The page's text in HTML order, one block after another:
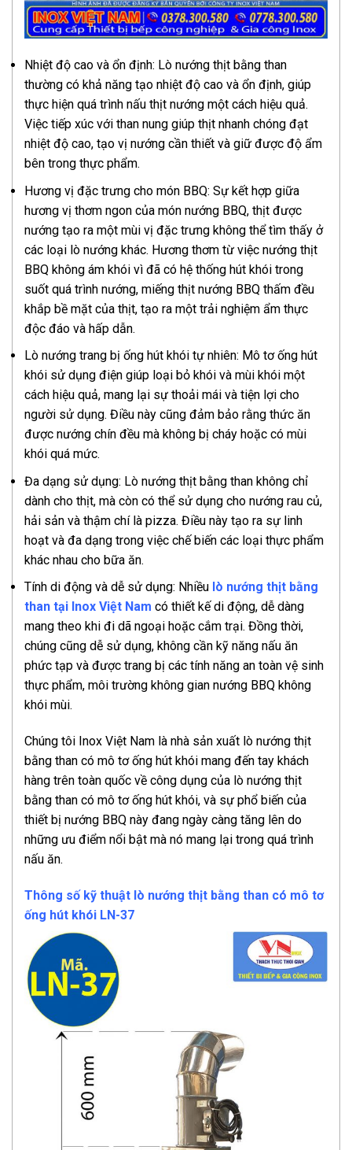
Nhiệt độ cao và ổn định: Lò nướng thịt bằng than
thường có khả năng tạo nhiệt độ cao và ổn định, giúp
thực hiện quá trình nấu thịt nướng một cách hiệu quả.
Việc tiếp xúc với than nung giúp thịt nhanh chóng đạt
nhiệt độ cao, tạo vị nướng cần thiết và giữ được độ ẩm
bên trong thực phẩm.
Hương vị đặc trưng cho món BBQ: Sự kết hợp giữa
hương vị thơm ngon của món nướng BBQ, thịt được
nướng tạo ra một mùi vị đặc trưng không thể tìm thấy ở
các loại lò nướng khác. Hương thơm từ việc nướng thịt
BBQ không ám khói vì đã có hệ thống hút khói trong
suốt quá trình nướng, miếng thịt nướng BBQ thấm đều
khắp bề mặt của thịt, tạo ra một trải nghiệm ẩm thực
độc đáo và hấp dẫn.
Lò nướng trang bị ống hút khói tự nhiên: Mô tơ ống hút
khói sử dụng điện giúp loại bỏ khói và mùi khói một
cách hiệu quả, mang lại sự thoải mái và tiện lợi cho
người sử dụng. Điều này cũng đảm bảo rằng thức ăn
được nướng chín đều mà không bị cháy hoặc có mùi
khói quá mức.
Đa dạng sử dụng: Lò nướng thịt bằng than không chỉ
dành cho thịt, mà còn có thể sử dụng cho nướng rau củ,
hải sản và thậm chí là pizza. Điều này tạo ra sự linh
hoạt và đa dạng trong việc chế biến các loại thực phẩm
khác nhau cho bữa ăn.
Tính di động và dễ sử dụng: Nhiều lò nướng thịt bằng
than tại Inox Việt Nam có thiết kế di động, dễ dàng
mang theo khi đi dã ngoại hoặc cắm trại. Đồng thời,
chúng cũng dễ sử dụng, không cần kỹ năng nấu ăn
phức tạp và được trang bị các tính năng an toàn vệ sinh
thực phẩm, môi trường không gian nướng BBQ không
khói mùi.
Chúng tôi Inox Việt Nam là nhà sản xuất lò nướng thịt
bằng than có mô tơ ống hút khói mang đến tay khách
hàng trên toàn quốc về công dụng của lò nướng thịt
bằng than có mô tơ ống hút khói, và sự phổ biến của
thiết bị nướng BBQ này đang ngày càng tăng lên do
những ưu điểm nổi bật mà nó mang lại trong quá trình
nấu ăn.
Thông số kỹ thuật lò nướng thịt bằng than có mô tơ
ống hút khói LN-37